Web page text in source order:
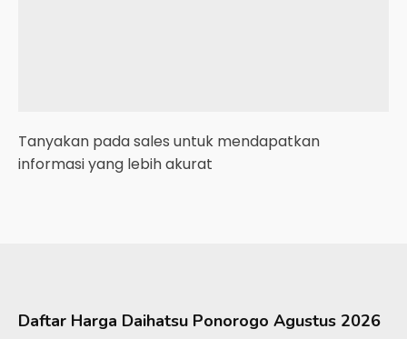
Tanyakan pada sales untuk mendapatkan
informasi yang lebih akurat
Daftar Harga Daihatsu Ponorogo Agustus 2026